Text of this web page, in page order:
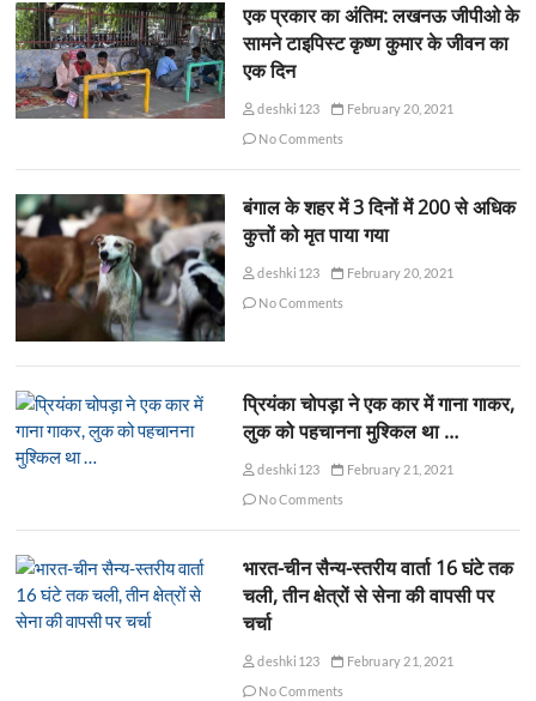
एक प्रकार का अंतिम: लखनऊ जीपीओ के
सामने टाइपिस्ट कृष्ण कुमार के जीवन का
एक दिन
deshki123
February 20, 2021
No Comments
बंगाल के शहर में 3 दिनों में 200 से अधिक
कुत्तों को मृत पाया गया
deshki123
February 20, 2021
No Comments
प्रियंका चोपड़ा ने एक कार में गाना गाकर,
लुक को पहचानना मुश्किल था …
deshki123
February 21, 2021
No Comments
भारत-चीन सैन्य-स्तरीय वार्ता 16 घंटे तक
चली, तीन क्षेत्रों से सेना की वापसी पर
चर्चा
deshki123
February 21, 2021
No Comments